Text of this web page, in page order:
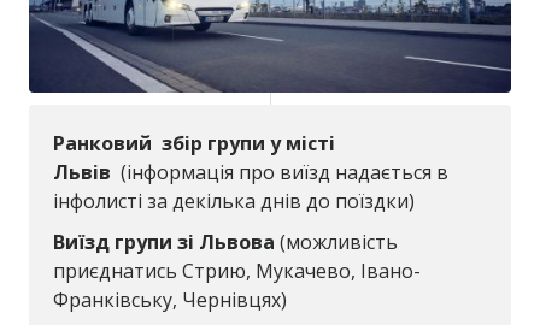
Ранковий збір групи у місті
Львів (інформація про виїзд надається в
інфолисті за декілька днів до поїздки)
Виїзд групи зі Львова (можливість
приєднатись Стрию, Мукачево, Івано-
Франківську, Чернівцях)